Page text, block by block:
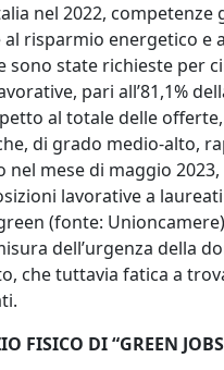
nel 2022, competenze
al risparmio energetico e
sono state richieste per
pari all’81,1%
al totale delle
di grado medio-alto,
nel mese di maggio
lavorative a
(fonte:
dell’urgenza della
che tuttavia fatica a
FISICO DI “GREEN